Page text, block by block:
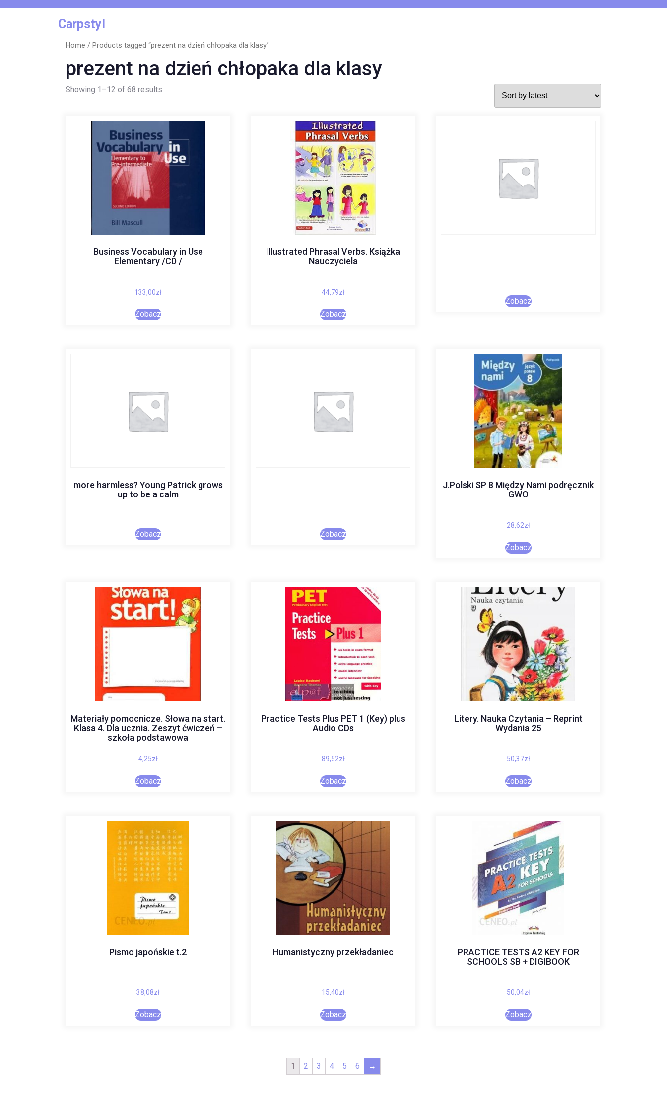
Carpstyl
Home / Products tagged “prezent na dzień chłopaka dla klasy”
prezent na dzień chłopaka dla klasy
Showing 1–12 of 68 results
Business Vocabulary in Use
Elementary /CD /
133,00zł
Zobacz
Illustrated Phrasal Verbs. Książka
Nauczyciela
44,79zł
Zobacz
Zobacz
more harmless? Young Patrick grows
up to be a calm
Zobacz Zobacz
J.Polski SP 8 Między Nami podręcznik
GWO
28,62zł
Zobacz
Materiały pomocnicze. Słowa na start.
Klasa 4. Dla ucznia. Zeszyt ćwiczeń –
szkoła podstawowa
4,25zł
Zobacz
Practice Tests Plus PET 1 (Key) plus
Audio CDs
89,52zł
Zobacz
Litery. Nauka Czytania – Reprint
Wydania 25
50,37zł
Zobacz
Pismo japońskie t.2
38,08zł
Zobacz
Humanistyczny przekładaniec
15,40zł
Zobacz
PRACTICE TESTS A2 KEY FOR
SCHOOLS SB + DIGIBOOK
50,04zł
Zobacz
1 2 3 4 5 6 →